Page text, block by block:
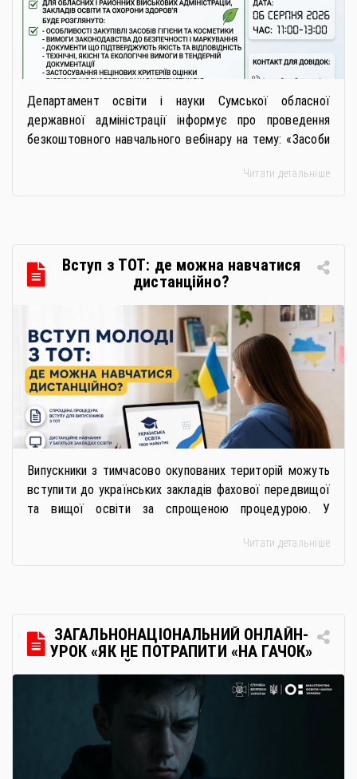
Департамент освіти і науки Сумської обласної
державної адміністрації інформує про проведення
безкоштовного навчального вебінару на тему: «Засоби
закупівлях: як сформувати вимоги та обрати безпечну і
Читати детальніше
Вступ з ТОТ: де можна навчатися
дистанційно?
Випускники з тимчасово окупованих територій можуть
вступити до українських закладів фахової передвищої
та вищої освіти за спрощеною процедурою. У
дистанційне навчання, що дає можливість здобувати
передбачає: Скористатися цією процедурою […]
Читати детальніше
ЗАГАЛЬНОНАЦІОНАЛЬНИЙ ОНЛАЙН-
УРОК «ЯК НЕ ПОТРАПИТИ «НА ГАЧОК»
РОСІЙСЬКИХ СПЕЦСЛУЖБ